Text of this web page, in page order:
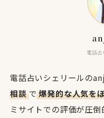
電話
電話占いシェリールの
相談で爆発的な人気を
ミサイトでの評価が圧